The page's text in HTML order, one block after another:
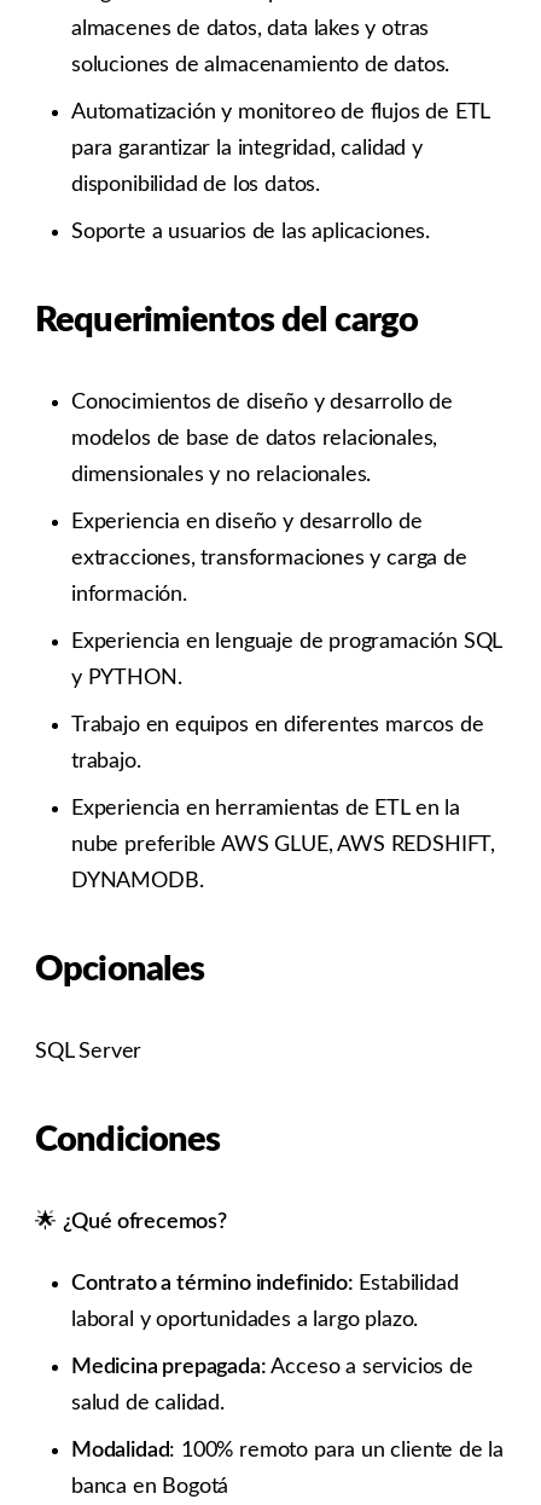
almacenes de datos, data lakes y otras
soluciones de almacenamiento de datos.
Automatización y monitoreo de flujos de ETL
para garantizar la integridad, calidad y
disponibilidad de los datos.
Soporte a usuarios de las aplicaciones.
Requerimientos del cargo
Conocimientos de diseño y desarrollo de
modelos de base de datos relacionales,
dimensionales y no relacionales.
Experiencia en diseño y desarrollo de
extracciones, transformaciones y carga de
información.
Experiencia en lenguaje de programación SQL
y PYTHON.
Trabajo en equipos en diferentes marcos de
trabajo.
Experiencia en herramientas de ETL en la
nube preferible AWS GLUE, AWS REDSHIFT,
DYNAMODB.
Opcionales
SQL Server
Condiciones
🌟 ¿Qué ofrecemos?
Contrato a término indefinido: Estabilidad
laboral y oportunidades a largo plazo.
Medicina prepagada: Acceso a servicios de
salud de calidad.
Modalidad: 100% remoto para un cliente de la
banca en Bogotá